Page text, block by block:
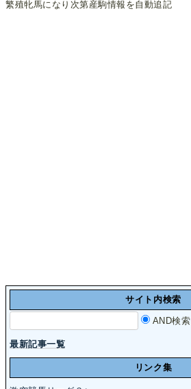
繁殖牝馬になり次第産駒情報を自動追記
サイト内検索
AND検索
最新記事一覧
リンク集